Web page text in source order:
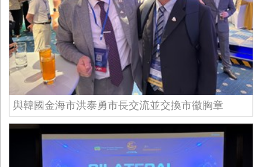
與韓國金海市洪泰勇市長交流並交換市徽胸章